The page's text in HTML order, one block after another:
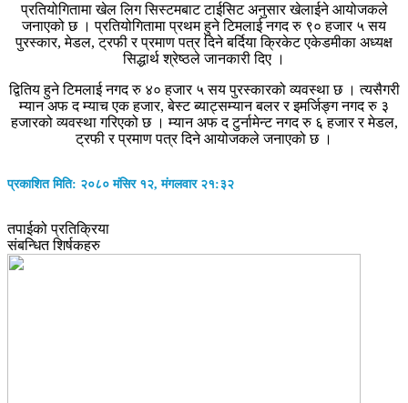
प्रतियोगितामा खेल लिग सिस्टमबाट टाईसिट अनुसार खेलाईने आयोजकले
जनाएको छ । प्रतियोगितामा प्रथम हुने टिमलाई नगद रु ९० हजार ५ सय
पुरस्कार, मेडल, ट्रफी र प्रमाण पत्र दिने बर्दिया क्रिकेट एकेडमीका अध्यक्ष
सिद्धार्थ श्रेष्ठले जानकारी दिए ।
द्वितिय हुने टिमलाई नगद रु ४० हजार ५ सय पुरस्कारको व्यवस्था छ । त्यसैगरी
म्यान अफ द म्याच एक हजार, बेस्ट ब्याट्सम्यान बलर र इमर्जिङ्ग नगद रु ३
हजारको व्यवस्था गरिएको छ । म्यान अफ द टुर्नामेन्ट नगद रु ६ हजार र मेडल,
ट्रफी र प्रमाण पत्र दिने आयोजकले जनाएको छ ।
प्रकाशित मिति: २०८० मंसिर १२, मंगलवार २१:३२
तपाईको प्रतिक्रिया
संबन्धित शिर्षकहरु